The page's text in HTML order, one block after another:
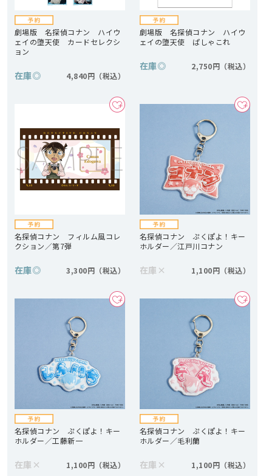
劇場版 名探偵コナン ハイウ
ェイの堕天使 カードセレクシ
ョン
在庫◎ 4,840円
劇場版 名探偵コナン ハイウ
ェイの堕天使 ぱしゃこれ
在庫◎ 2,750円
名探偵コナン フィルム風コレ
クション／第7弾
在庫◎ 3,300円
名探偵コナン ぷくぽよ！キー
ホルダー／江戸川コナン
在庫 × 1,100円
名探偵コナン ぷくぽよ！キー
ホルダー／工藤新一
在庫 × 1,100円
名探偵コナン ぷくぽよ！キー
ホルダー／毛利蘭
在庫 × 1,100円